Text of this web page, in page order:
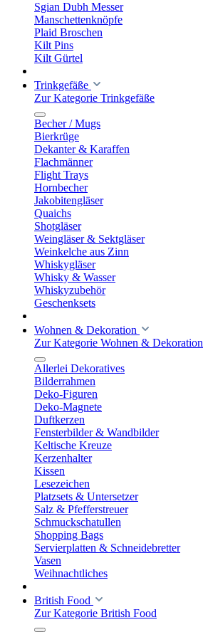
Sgian Dubh Messer
Manschettenknöpfe
Plaid Broschen
Kilt Pins
Kilt Gürtel
Trinkgefäße
Zur Kategorie Trinkgefäße
Becher / Mugs
Bierkrüge
Dekanter & Karaffen
Flachmänner
Flight Trays
Hornbecher
Jakobitengläser
Quaichs
Shotgläser
Weingläser & Sektgläser
Weinkelche aus Zinn
Whiskygläser
Whisky & Wasser
Whiskyzubehör
Geschenksets
Wohnen & Dekoration
Zur Kategorie Wohnen & Dekoration
Allerlei Dekoratives
Bilderrahmen
Deko-Figuren
Deko-Magnete
Duftkerzen
Fensterbilder & Wandbilder
Keltische Kreuze
Kerzenhalter
Kissen
Lesezeichen
Platzsets & Untersetzer
Salz & Pfefferstreuer
Schmuckschatullen
Shopping Bags
Servierplatten & Schneidebretter
Vasen
Weihnachtliches
British Food
Zur Kategorie British Food